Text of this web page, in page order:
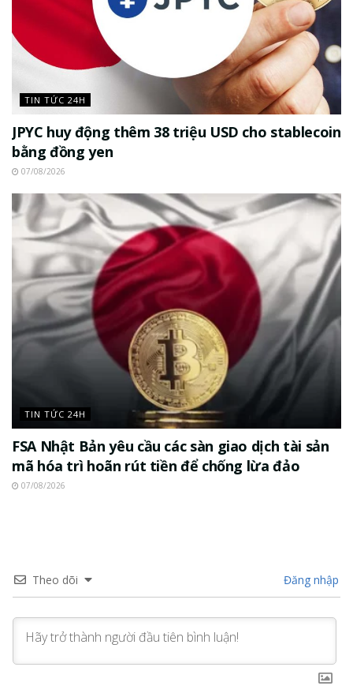
TIN TỨC 24H
JPYC huy động thêm 38 triệu USD cho stablecoin
bằng đồng yen
07/08/2026
TIN TỨC 24H
FSA Nhật Bản yêu cầu các sàn giao dịch tài sản
mã hóa trì hoãn rút tiền để chống lừa đảo
07/08/2026
Theo dõi Đăng nhập